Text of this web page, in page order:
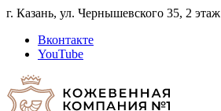
г. Казань, ул. Чернышевского 35, 2 этаж
Вконтакте
YouTube